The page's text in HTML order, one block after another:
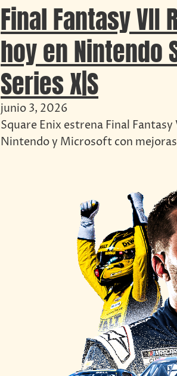
Final Fantasy
hoy en Nintendo
Series X|S
junio 3, 2026
Square Enix estrena Final
Nintendo y Microsoft con